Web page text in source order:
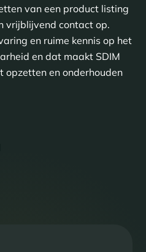
van een product listing
vrijblijvend contact op.
en ruime kennis op het
en dat maakt SDIM
opzetten en onderhouden